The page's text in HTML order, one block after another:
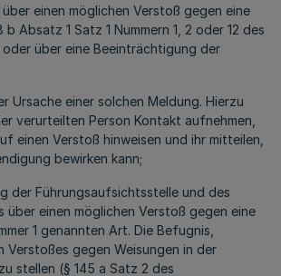
einen möglichen Verstoß gegen eine
Absatz 1 Satz 1 Nummern 1, 2 oder 12 des
über eine Beeinträchtigung der
Ursache einer solchen Meldung. Hierzu
verurteilten Person Kontakt aufnehmen,
einen Verstoß hinweisen und ihr mitteilen,
bewirken kann;
der Führungsaufsichtsstelle und des
über einen möglichen Verstoß gegen eine
1 genannten Art. Die Befugnis,
gegen Weisungen in der
stellen (§ 145 a Satz 2 des